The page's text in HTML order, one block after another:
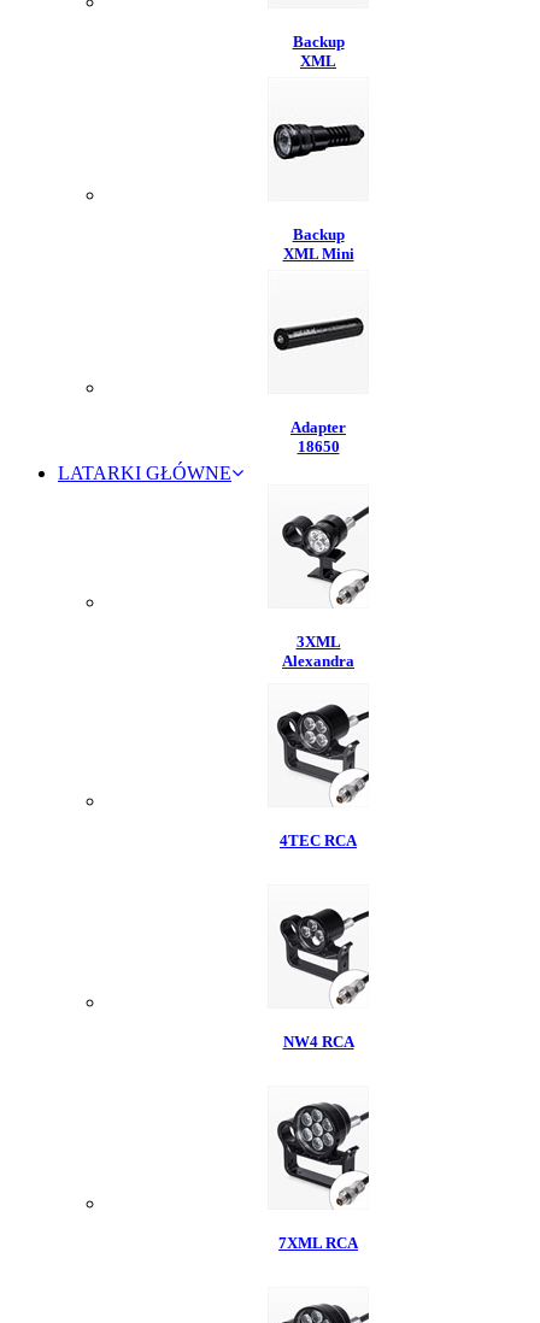
Backup
XML
Backup
XML Mini
Adapter
18650
LATARKI GŁÓWNE
3XML
Alexandra
4TEC RCA
NW4 RCA
7XML RCA